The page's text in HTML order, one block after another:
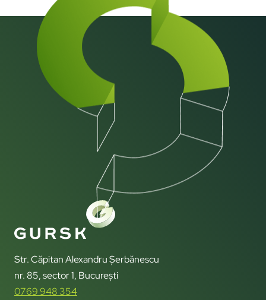
Str. Căpitan Alexandru Șerbănescu
nr. 85, sector 1, București
0769 948 354